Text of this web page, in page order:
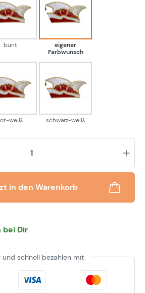
bunt
bunt
eigener Farbwunsch
eigener
Farbwunsch
rot-weiß
weiß
schwarz-weiß
schwarz-weiß
in den Warenkorb
bei Dir
und schnell bezahlen mit